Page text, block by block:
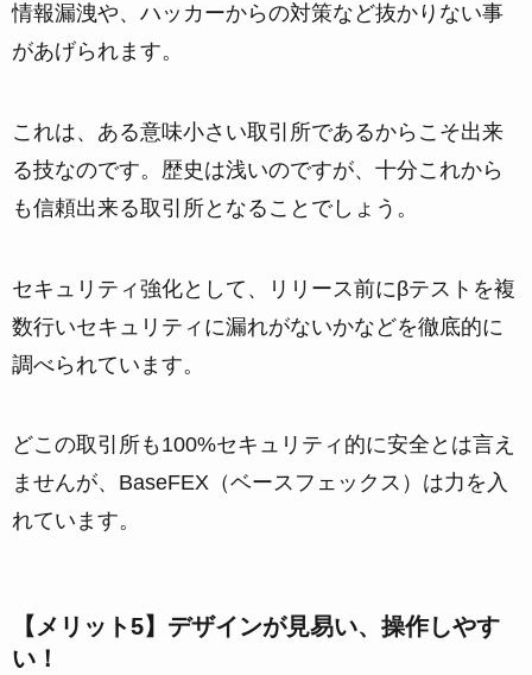
情報漏洩や、ハッカーからの対策など抜かりない事
があげられます。
これは、ある意味小さい取引所であるからこそ出来
る技なのです。歴史は浅いのですが、十分これから
も信頼出来る取引所となることでしょう。
セキュリティ強化として、リリース前にβテストを複
数行いセキュリティに漏れがないかなどを徹底的に
調べられています。
どこの取引所も100%セキュリティ的に安全とは言え
ませんが、BaseFEX（ベースフェックス）は力を入
れています。
【メリット5】デザインが見易い、操作しやす
い！